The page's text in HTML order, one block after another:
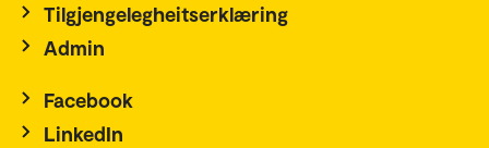
Tilgjengelegheitserklæring
Admin
Facebook
LinkedIn